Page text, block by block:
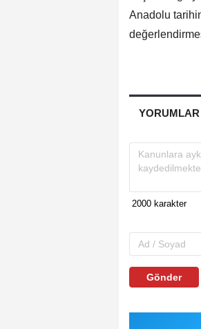
Anadolu
YORUMLAR
Gönder